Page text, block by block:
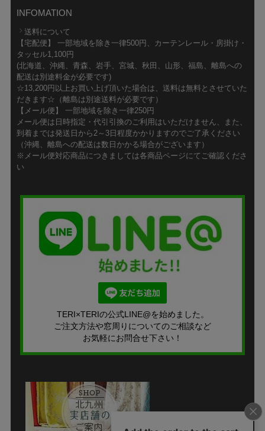
INFOMATION
送料について
【宅配便】 一部地域を除き一律500円、カーテンレール・房掛け・
タッセル1,100円
(北海道、沖縄、青森、岩手、宮城、秋田、山形、福島、離島への
配送は別途料金が必要です)
☆13,200円以上お買い上げ頂いた場合は、送料は無料とさせていた
だきます☆（離島は別途送料が必要です）
【メール便】 一部地域を除き一律250円
メール便は日時指定・代引引換のご利用はいただけません、また、
到着までは発送日から2～3日程度かかりますのでご了承ください
（沖縄、離島への配送は数日かかる場合がございます）
※メール便対応商品につきましては各商品ページにてご確認くださ
い
TERI×TERIの公式LINE@を始めました。
ご注文方法や窓周りについてのご相談など
お気軽にお問合せ下さい！